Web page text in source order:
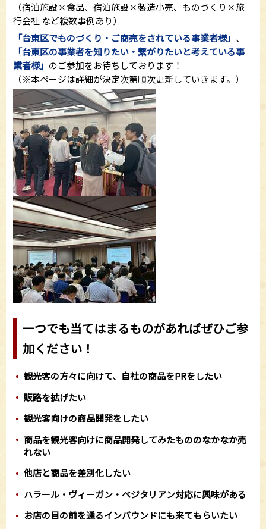
（宿泊施設×食品、宿泊施設×製造小売、ものづくり×旅
行会社 など複数事例あり）
「台東区でものづくり・ご商売をされている事業者様」 、
「台東区の事業者を知りたい・繋がりたいと考えている事
業者様」 のご参加をお待ちしております！
（※本ページは詳細が決定次第順次更新していきます。）
一つでも当てはまるものがあればぜひご参
加ください！
観光客の方々に向けて、自社の商品をPRをしたい
販路を拡げたい
観光客向けの商品開発をしたい
商品を観光客向けに商品開発してみたもののなかなか売
れない
他店と商品を差別化したい
ハラール・ヴィーガン・ベジタリアン対応に興味がある
お店の目の前を通るインバウンドにも来てもらいたい